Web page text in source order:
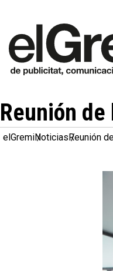
Reunión
elGremiNoticiasReunión